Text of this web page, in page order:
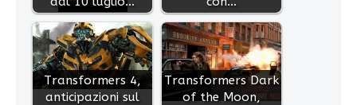
Transformers 4,
anticipazioni sul
Transformers Dark
of the Moon,